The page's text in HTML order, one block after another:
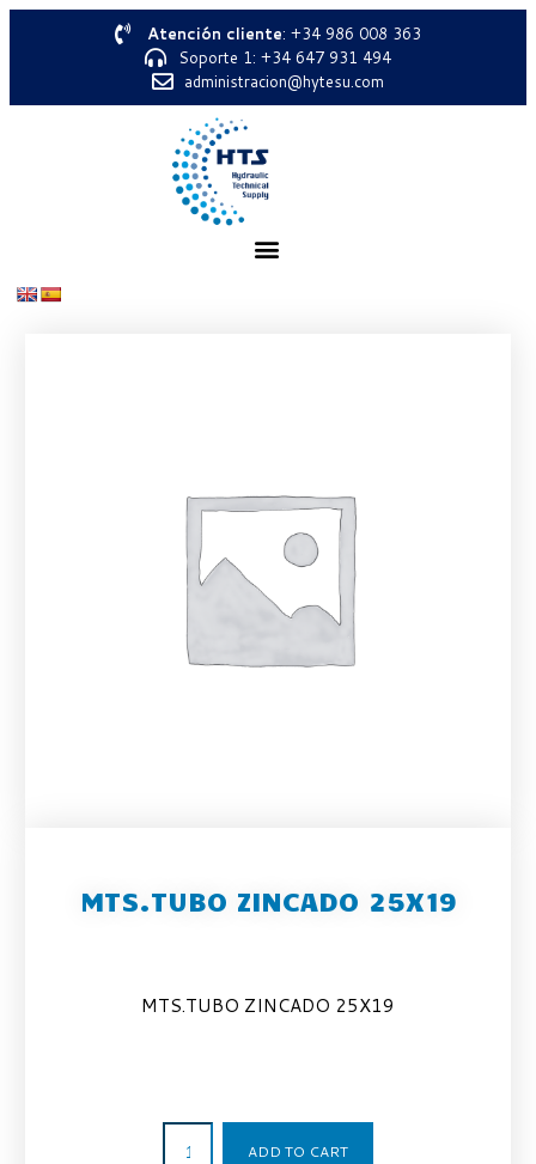
Atención cliente: +34 986 008 363
Soporte 1: +34 647 931 494
administracion@hytesu.com
MTS.TUBO ZINCADO 25X19
MTS.TUBO ZINCADO 25X19
ADD TO CART